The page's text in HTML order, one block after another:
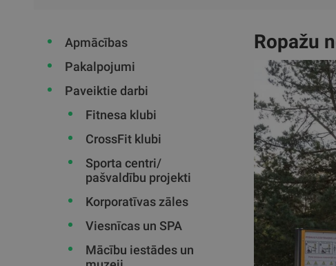
Apmācības
Pakalpojumi
Paveiktie darbi
Fitnesa klubi
CrossFit klubi
Sporta centri/
pašvaldību projekti
Korporatīvas zāles
Viesnīcas un SPA
Mācību iestādes un
Ropažu